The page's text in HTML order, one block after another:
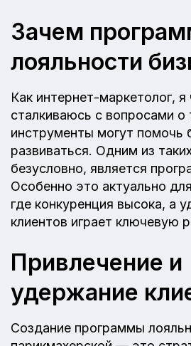
Зачем
лояльности
Как интернет-маркетолог, я
сталкиваюсь с вопросами о
инструменты могут помочь
развиваться. Одним из
безусловно, является
Особенно это актуально
где конкуренция высока, а
клиентов играет ключевую
Привлечение и
удержание
Создание программы